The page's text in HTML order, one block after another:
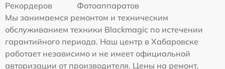
Рекордеров
Фотоаппаратов
Мы занимаемся ремонтом и техническим
обслуживанием техники Blackmagic по истечении
гарантийного периода. Наш центр в Хабаровске
работает независимо и не имеет официальной
авторизации от производителя. Цены на ремонт,